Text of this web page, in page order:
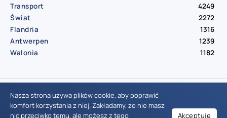
Transport
4249
Świat
2272
Flandria
1316
Antwerpen
1239
Walonia
1182
© Aktualnosci.be – All Right Reserved 2016-2026
Nasza strona używa plików cookie, aby poprawić
komfort korzystania z niej. Zakładamy, że nie masz
nic przeciwko temu, ale możesz z tego
Akceptuję